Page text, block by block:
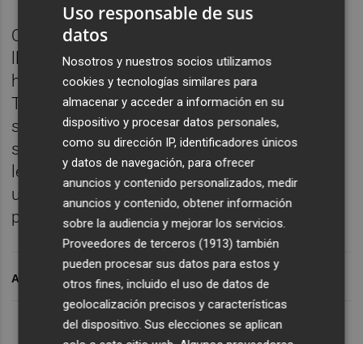
Queda claro que en estos 12 partidos que
lleva al frente de la plantilla, Óscar Cano no
ha sido la solución que esperaba el club.
Tampoco ha sido el problema, pues de eso
se ha encargado la dirección deportiva con
su horrenda planificación. Pero al granadino
le quedan solo 10 jornadas para enderezar
una nave que tiene cada vez menos margen
para evitar el hundimiento definitivo.
ARCHIVADO EN
Uso responsable de sus
datos
Nosotros y nuestros socios utilizamos
cookies y tecnologías similares para
almacenar y acceder a información en su
dispositivo y procesar datos personales,
como su dirección IP, identificadores únicos
y datos de navegación, para ofrecer
anuncios y contenido personalizados, medir
anuncios y contenido, obtener información
sobre la audiencia y mejorar los servicios.
Proveedores de terceros (1913) también
pueden procesar sus datos para estos y
otros fines, incluido el uso de datos de
geolocalización precisos y características
del dispositivo. Sus elecciones se aplican